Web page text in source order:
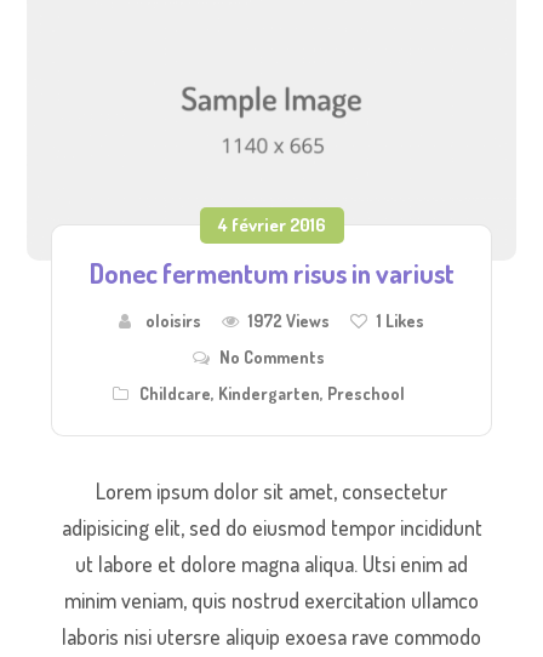
4 février 2016
Donec fermentum risus in variust
oloisirs 1972 Views 1 Likes
No Comments
Childcare, Kindergarten, Preschool
Lorem ipsum dolor sit amet, consectetur
adipisicing elit, sed do eiusmod tempor incididunt
ut labore et dolore magna aliqua. Utsi enim ad
minim veniam, quis nostrud exercitation ullamco
laboris nisi utersre aliquip exoesa rave commodo